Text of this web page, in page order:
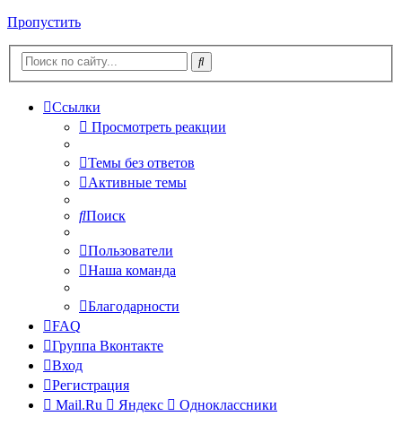
Пропустить
Ссылки
Просмотреть реакции
Темы без ответов
Активные темы
Поиск
Пользователи
Наша команда
Благодарности
FAQ
Группа Вконтакте
Вход
Регистрация
Mail.Ru
Яндекс Одноклассники